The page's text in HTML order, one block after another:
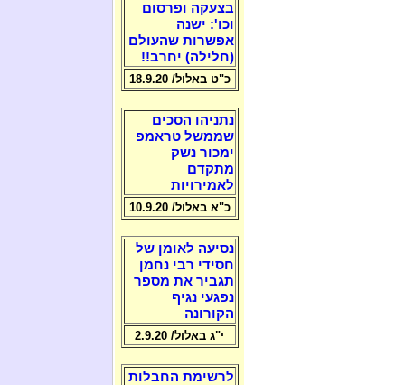
בצעקה ופרסום
וכו': ישנה
אפשרות שהעולם
(חלילה) יחרב!!
כ"ט באלול/ 18.9.20
נתניהו הסכים
שממשל טראמפ
ימכור נשק
מתקדם
לאמירויות
כ"א באלול/ 10.9.20
נסיעה לאומן של
חסידי רבי נחמן
תגביר את מספר
נפגעי נגיף
הקורונה
י"ג באלול/ 2.9.20
לרשימת החבלות